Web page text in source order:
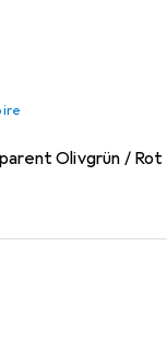
Olivgrün / Rot